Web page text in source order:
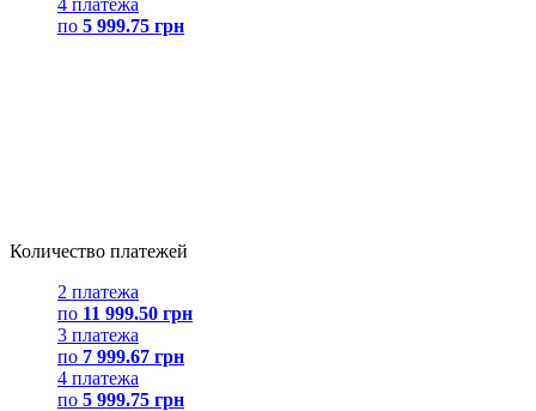
по 5 999.75 грн
Количество платежей
2 платежа
по 11 999.50 грн
3 платежа
по 7 999.67 грн
4 платежа
по 5 999.75 грн